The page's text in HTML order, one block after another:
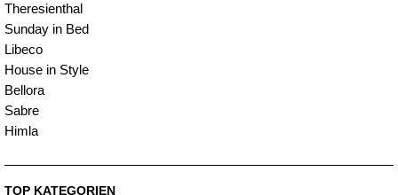
Theresienthal
Sunday in Bed
Libeco
House in Style
Bellora
Sabre
Himla
TOP KATEGORIEN